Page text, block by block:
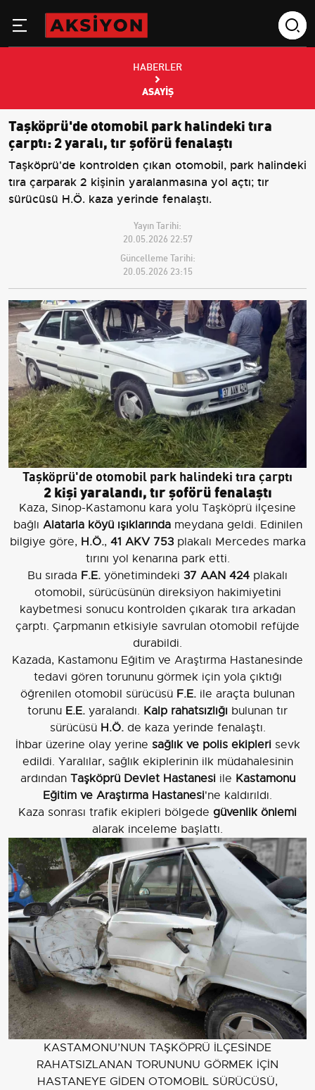
HABERLER
ASAYIŞ
Taşköprü'de otomobil park halindeki tıra
çarptı: 2 yaralı, tır şoförü fenalaştı
Taşköprü'de kontrolden çıkan otomobil, park halindeki
tıra çarparak 2 kişinin yaralanmasına yol açtı; tır
sürücüsü H.Ö. kaza yerinde fenalaştı.
Yayın Tarihi:
20.05.2026 22:57
Güncelleme Tarihi:
20.05.2026 23:15
Taşköprü'de otomobil park halindeki tıra çarptı
2 kişi yaralandı, tır şoförü fenalaştı
Kaza, Sinop-Kastamonu kara yolu Taşköprü ilçesine
bağlı Alatarla köyü ışıklarındameydana geldi. Edinilen
bilgiye göre, H.Ö., 41 AKV 753plakalı Mercedes marka
tırını yol kenarına park etti.
Bu sırada F.E. yönetimindeki 37 AAN 424 plakalı
otomobil, sürücüsünün direksiyon hakimiyetini
kaybetmesi sonucu kontrolden çıkarak tıra arkadan
çarptı. Çarpmanın etkisiyle savrulan otomobil refüjde
durabildi.
Kazada, Kastamonu Eğitim ve Araştırma Hastanesinde
tedavi gören torununu görmek için yola çıktığı
öğrenilen otomobil sürücüsü F.E. ile araçta bulunan
torunu E.E. yaralandı. Kalp rahatsızlığı bulunan tır
sürücüsü H.Ö.de kaza yerinde fenalaştı.
İhbar üzerine olay yerine sağlık ve polis ekiplerisevk
edildi. Yaralılar, sağlık ekiplerinin ilk müdahalesinin
ardından Taşköprü Devlet Hastanesiile Kastamonu
Eğitim ve Araştırma Hastanesi'ne kaldırıldı.
Kaza sonrası trafik ekipleri bölgede güvenlik önlemi
alarak inceleme başlattı.
KASTAMONU’NUN TAŞKÖPRÜ İLÇESİNDE
RAHATSIZLANAN TORUNUNU GÖRMEK İÇİN
HASTANEYE GİDEN OTOMOBİL SÜRÜCÜSÜ,